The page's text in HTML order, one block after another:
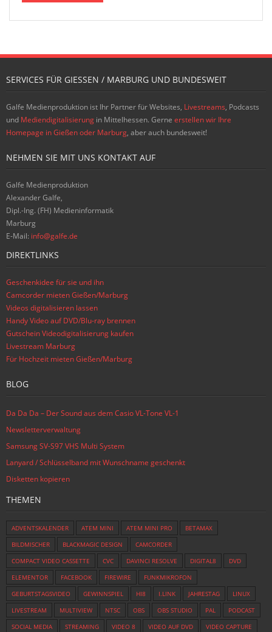
SERVICES FÜR GIESSEN / MARBURG UND BUNDESWEIT
Galfe Medienproduktion ist Ihr Partner für Websites, Livestreams, Podcasts
und Mediendigitalisierung in Mittelhessen. Gerne erstellen wir Ihre
Homepage in Gießen oder Marburg, aber auch bundesweit!
NEHMEN SIE MIT UNS KONTAKT AUF
Galfe Medienproduktion
Alexander Galfe,
Dipl.-Ing. (FH) Medieninformatik
Marburg
E-Mail: info@galfe.de
DIREKTLINKS
Geschenkidee für sie und ihn
Camcorder mieten Gießen/Marburg
Videos digitalisieren lassen
Handy Video auf DVD/Blu-ray brennen
Gutschein Videodigitalisierung kaufen
Livestream Marburg
Für Hochzeit mieten Gießen/Marburg
BLOG
Da Da Da – Der Sound aus dem Casio VL-Tone VL-1
Newsletterverwaltung
Samsung SV-S97 VHS Multi System
Lanyard / Schlüsselband mit Wunschname geschenkt
Disketten kopieren
THEMEN
ADVENTSKALENDER ATEM MINI ATEM MINI PRO
BETAMAX
BILDMISCHER
BLACKMAGIC DESIGN
CAMCORDER
COMPACT VIDEO CASSETTE
CVC DAVINCI RESOLVE DIGITAL8
DVD
ELEMENTOR
FACEBOOK FIREWIRE
FUNKMIKROFON
GEBURTSTAGSVIDEO
GEWINNSPIEL HI8 I.LINK JAHRESTAG
LINUX
LIVESTREAM
MULTIVIEW NTSC OBS OBS STUDIO PAL
PODCAST
SOCIAL MEDIA
STREAMING VIDEO 8 VIDEO AUF DVD VIDEO CAPTURE